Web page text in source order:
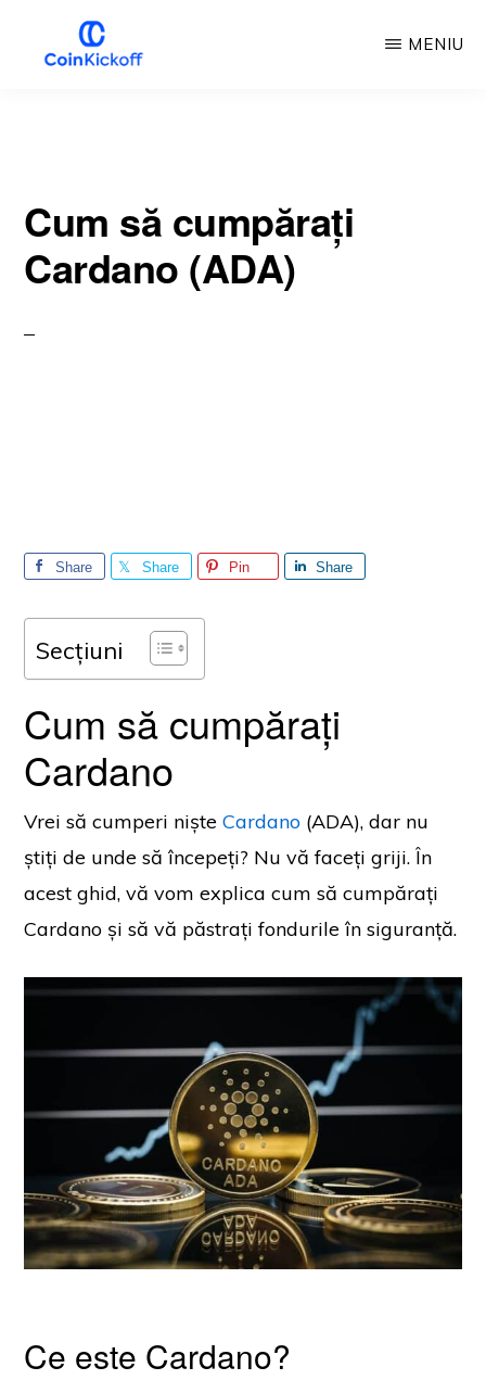
MENIU
Cum să cumpărați
Cardano (ADA)
Share Share Pin Share
Secțiuni
Cum să cumpărați
Cardano
Vrei să cumperi nișteCardano (ADA), dar nu
știți de unde să începeți? Nu vă faceți griji. În
acest ghid, vă vom explica cum să cumpărați
Cardano și să vă păstrați fondurile în siguranță.
Ce este Cardano?